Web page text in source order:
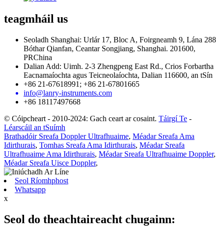
teagmháil us
Seoladh Shanghai: Urlár 17, Bloc A, Foirgneamh 9, Lána 288
Bóthar Qianfan, Ceantar Songjiang, Shanghai. 201600,
PRChina
Dalian Add: Uimh. 2-3 Zhengpeng East Rd., Crios Forbartha
Eacnamaíochta agus Teicneolaíochta, Dalian 116600, an tSín
+86 21-67618991; +86 21-67801665
info@lanry-instruments.com
+86 18117497668
© Cóipcheart - 2010-2024: Gach ceart ar cosaint. Táirgí Te -
Léarscáil an tSuímh
Brathadóir Sreafa Doppler Ultrafhuaime, Méadar Sreafa Ama
Idirthurais, Tomhas Sreafa Ama Idirthurais, Méadar Sreafa
Ultrafhuaime Ama Idirthurais, Méadar Sreafa Ultrafhuaime Doppler,
Méadar Sreafa Uisce Doppler,
Seol Ríomhphost
Whatsapp
x
Seol do theachtaireacht chugainn: